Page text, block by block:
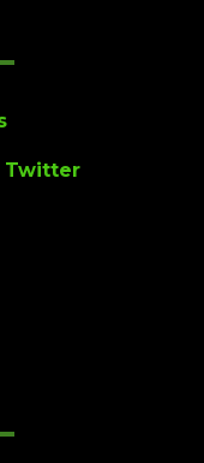
Twitter